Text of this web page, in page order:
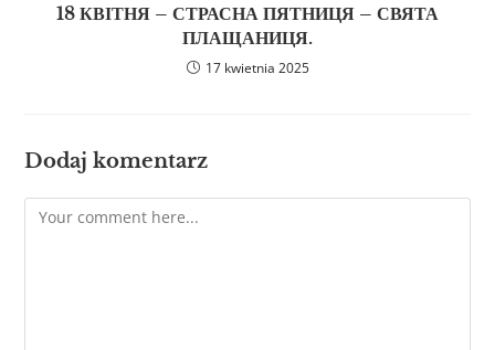
18 КВІТНЯ – СТРАСНА ПЯТНИЦЯ – СВЯТА
ПЛАЩАНИЦЯ.
17 kwietnia 2025
Dodaj komentarz